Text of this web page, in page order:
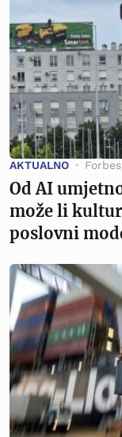
AKTUALNO
Od AI
može li
poslovni